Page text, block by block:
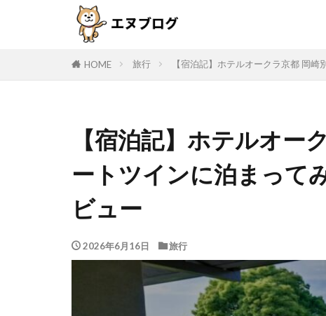
HOME 旅行 【宿泊記】ホテルオークラ京都 岡
【宿泊記】ホテルオー
ートツインに泊まって
ビュー
2026年6月16日 旅行